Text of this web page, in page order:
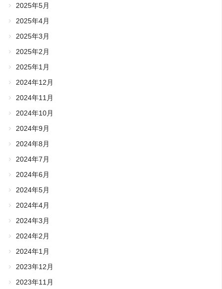
2025年5月
2025年4月
2025年3月
2025年2月
2025年1月
2024年12月
2024年11月
2024年10月
2024年9月
2024年8月
2024年7月
2024年6月
2024年5月
2024年4月
2024年3月
2024年2月
2024年1月
2023年12月
2023年11月